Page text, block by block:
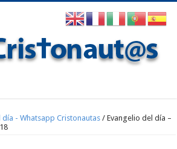
día - Whatsapp Cristonautas / Evangelio del día –